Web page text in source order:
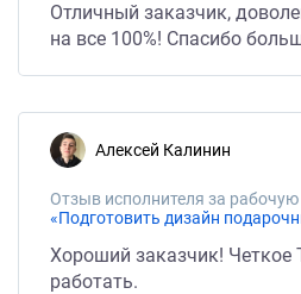
Отличный заказчик,
на все 100%! Спасибо
Алексей Калинин
Отзыв исполнителя за рабочую
«Подготовить дизайн
Хороший заказчик! Четкое
работать.